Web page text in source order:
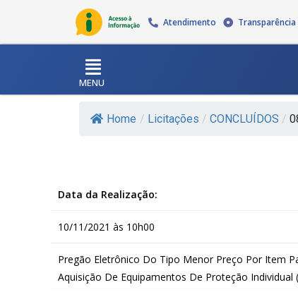
Atendimento Transparência
MENU
Home / Licitações / CONCLUÍDOS /
Data da Realização:
10/11/2021 às 10h00
Pregão Eletrônico Do Tipo Menor Preço Por Item
Aquisição De Equipamentos De Proteção